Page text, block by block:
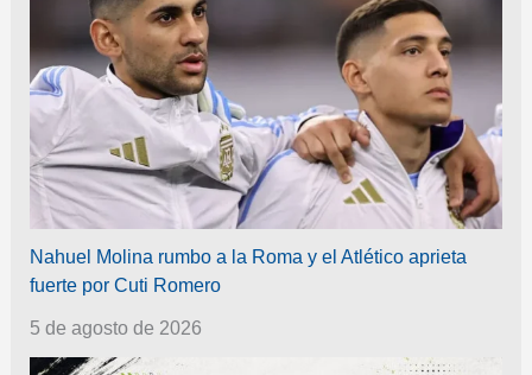
Nahuel Molina rumbo a la Roma y el Atlético aprieta
fuerte por Cuti Romero
5 de agosto de 2026